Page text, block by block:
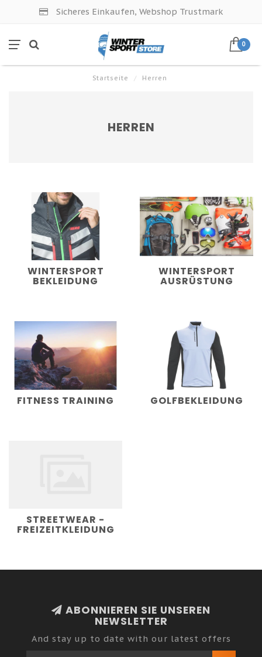
Sicheres Einkaufen, Webshop Trustmark
0
Startseite / Herren
HERREN
WINTERSPORT
BEKLEIDUNG
WINTERSPORT
AUSRÜSTUNG
FITNESS TRAINING GOLFBEKLEIDUNG
STREETWEAR -
FREIZEITKLEIDUNG
ABONNIEREN SIE UNSEREN
NEWSLETTER
And stay up to date with our latest offers